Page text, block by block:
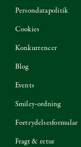
Persondatapolitik
Cookies
Konkurrencer
Blog
Events
Smiley-ordning
Fortrydelsesformular
Fragt & retur